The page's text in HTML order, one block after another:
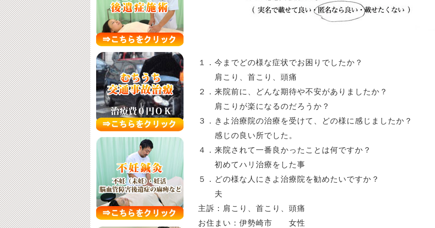
１．今までどの様な症状でお困りでしたか？
肩こり、首こり、頭痛
２．来院前に、どんな期待や不安がありましたか？
肩こりが楽になるのだろうか？
３．きよ治療院の治療を受けて、どの様に感じましたか？
感じの良い所でした。
４．来院されて一番良かったことは何ですか？
初めてハリ治療をした事
５．どの様な人にきよ治療院を勧めたいですか？
夫
主訴：肩こり、首こり、頭痛
お住まい：伊勢崎市 女性